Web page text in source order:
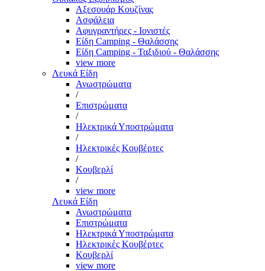
Αξεσουάρ Κουζίνας
Ασφάλεια
Αφυγραντήρες - Ιονιστές
Είδη Camping - Θαλάσσης
Είδη Camping - Ταξιδιού - Θαλάσσης
view more
Λευκά Είδη
Ανωστρώματα
/
Επιστρώματα
/
Ηλεκτρικά Υποστρώματα
/
Ηλεκτρικές Κουβέρτες
/
Κουβερλί
/
view more
Λευκά Είδη
Ανωστρώματα
Επιστρώματα
Ηλεκτρικά Υποστρώματα
Ηλεκτρικές Κουβέρτες
Κουβερλί
view more